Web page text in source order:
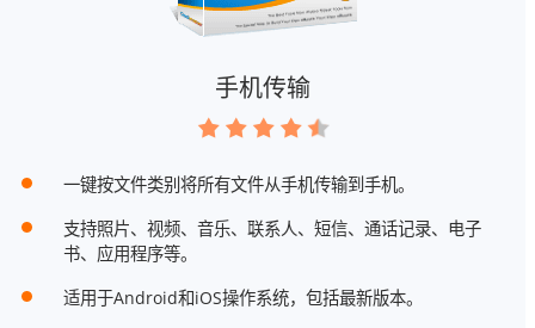
手机传输
一键按文件类别将所有文件从手机传输到手机。
支持照片、视频、音乐、联系人、短信、通话记录、电子
书、应用程序等。
适用于Android和iOS操作系统，包括最新版本。